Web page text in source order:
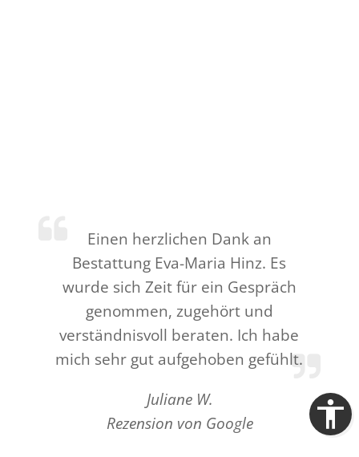
Einen herzlichen Dank an
Bestattung Eva-Maria Hinz. Es
wurde sich Zeit für ein Gespräch
genommen, zugehört und
verständnisvoll beraten. Ich habe
mich sehr gut aufgehoben gefühlt.
Juliane W.
Rezension von Google